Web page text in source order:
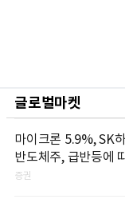
글로벌마켓
마이크론 5.9%, SK
반도체주, 급반등에
증권